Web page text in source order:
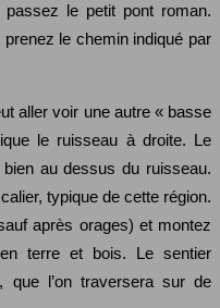
le petit pont roman.
le chemin indiqué par
aller voir une autre « basse
le ruisseau à droite. Le
au dessus du ruisseau.
typique de cette région.
après orages) et montez
terre et bois. Le sentier
que l’on traversera sur de